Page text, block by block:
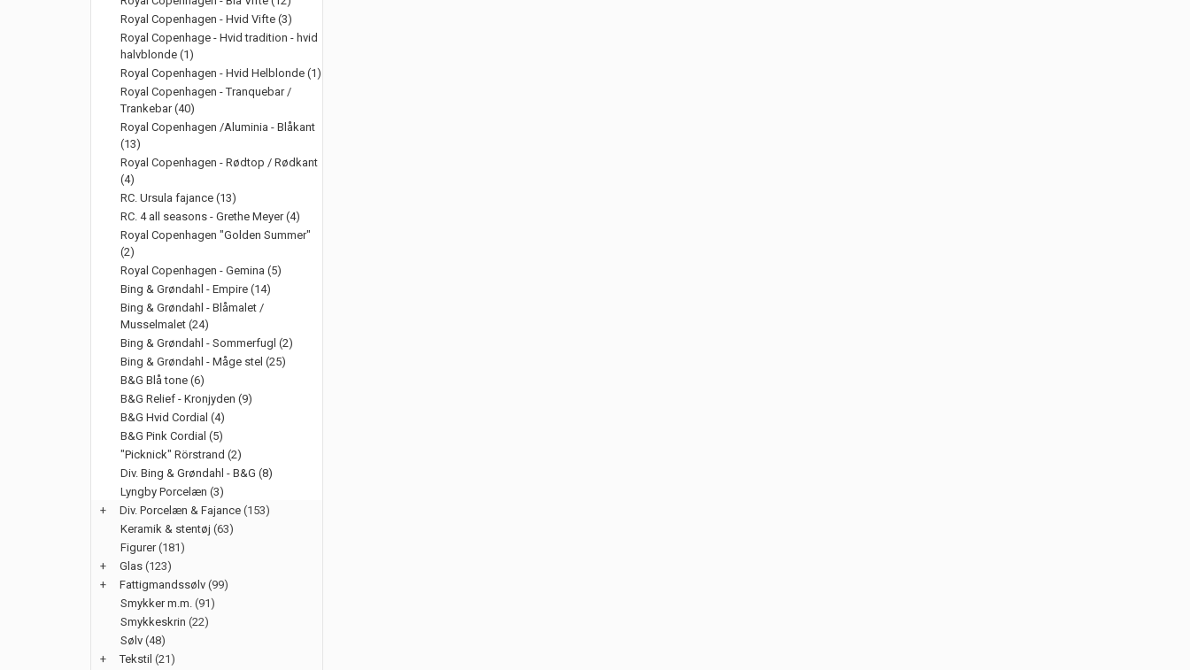
Royal Copenhagen - Hvid Vifte (3)
Royal Copenhage - Hvid tradition - hvid
halvblonde (1)
Royal Copenhagen - Hvid Helblonde (1)
Royal Copenhagen - Tranquebar /
Trankebar (40)
Royal Copenhagen /Aluminia - Blåkant
(13)
Royal Copenhagen - Rødtop / Rødkant
(4)
RC. Ursula fajance (13)
RC. 4 all seasons - Grethe Meyer (4)
Royal Copenhagen "Golden Summer"
(2)
Royal Copenhagen - Gemina (5)
Bing & Grøndahl - Empire (14)
Bing & Grøndahl - Blåmalet /
Musselmalet (24)
Bing & Grøndahl - Sommerfugl (2)
Bing & Grøndahl - Måge stel (25)
B&G Blå tone (6)
B&G Relief - Kronjyden (9)
B&G Hvid Cordial (4)
B&G Pink Cordial (5)
"Picknick" Rörstrand (2)
Div. Bing & Grøndahl - B&G (8)
Lyngby Porcelæn (3)
+
Div. Porcelæn & Fajance (153)
Keramik & stentøj (63)
Figurer(181)
+
Glas (123)
+
Fattigmandssølv (99)
Smykker m.m. (91)
Smykkeskrin (22)
Sølv (48)
+
Tekstil (21)